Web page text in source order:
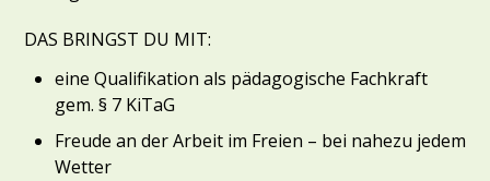
DAS BRINGST DU MIT:
eine Qualifikation als pädagogische Fachkraft
gem. § 7 KiTaG
Freude an der Arbeit im Freien – bei nahezu jedem
Wetter